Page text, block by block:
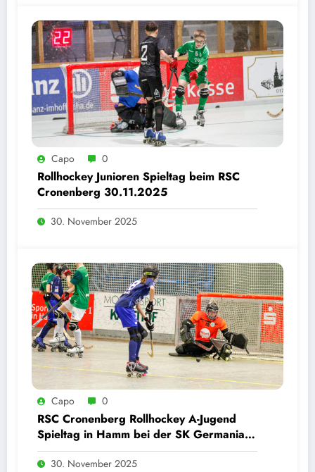
Capo 0
Rollhockey Junioren Spieltag beim RSC
Cronenberg 30.11.2025
30. November 2025
Capo 0
RSC Cronenberg Rollhockey A-Jugend
Spieltag in Hamm bei der SK Germania
Herringen 29.11.2025
30. November 2025